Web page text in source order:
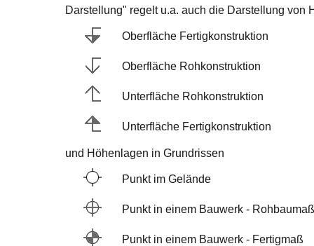
Darstellung" regelt u.a. auch die Darstellung von
Oberfläche Fertigkonstruktion
Oberfläche Rohkonstruktion
Unterfläche Rohkonstruktion
Unterfläche Fertigkonstruktion
und Höhenlagen in Grundrissen
Punkt im Gelände
Punkt in einem Bauwerk - Rohbaumaß
Punkt in einem Bauwerk - Fertigmaß